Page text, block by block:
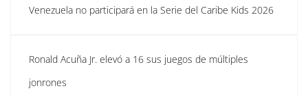
Venezuela no participará en la Serie del Caribe Kids 2026
Ronald Acuña Jr. elevó a 16 sus juegos de múltiples
jonrones